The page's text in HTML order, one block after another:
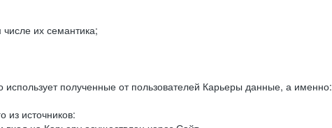
их семантика;
полученные от пользователей Карьеры данные, а именно:
из источников: